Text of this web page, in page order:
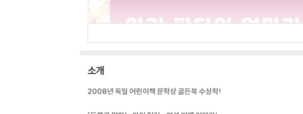
소개
2008년 독일 어린이책 문학상 골든북 수상작!